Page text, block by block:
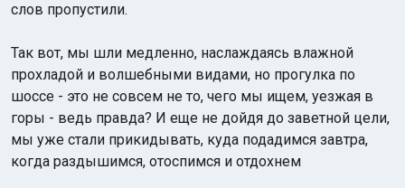
слов пропустили.
Так вот, мы шли медленно, наслаждаясь влажной
прохладой и волшебными видами, но прогулка по
шоссе - это не совсем не то, чего мы ищем, уезжая в
горы - ведь правда? И еще не дойдя до заветной цели,
мы уже стали прикидывать, куда подадимся завтра,
когда раздышимся, отоспимся и отдохнем